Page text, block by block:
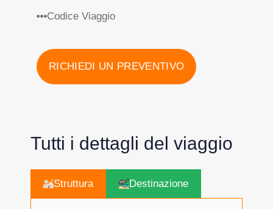
Codice Viaggio
RICHIEDI UN PREVENTIVO
Tutti i dettagli del viaggio
Struttura Destinazione